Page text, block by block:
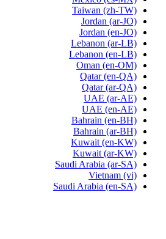
Taiwan (zh-TW)
Jordan (ar-JO)
Jordan (en-JO)
Lebanon (ar-LB)
Lebanon (en-LB)
Oman (en-OM)
Qatar (en-QA)
Qatar (ar-QA)
UAE (ar-AE)
UAE (en-AE)
Bahrain (en-BH)
Bahrain (ar-BH)
Kuwait (en-KW)
Kuwait (ar-KW)
Saudi Arabia (ar-SA)
Vietnam (vi)
Saudi Arabia (en-SA)